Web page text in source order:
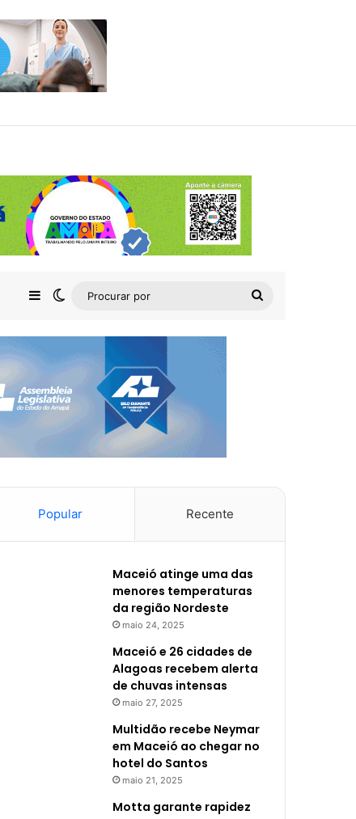
Barra Lateral
Switch skin
Procurar
Popular Recente
Maceió atinge uma das
menores temperaturas
da região Nordeste
maio 24, 2025
Maceió e 26 cidades de
Alagoas recebem alerta
de chuvas intensas
maio 27, 2025
Multidão recebe Neymar
em Maceió ao chegar no
hotel do Santos
maio 21, 2025
Motta garante rapidez